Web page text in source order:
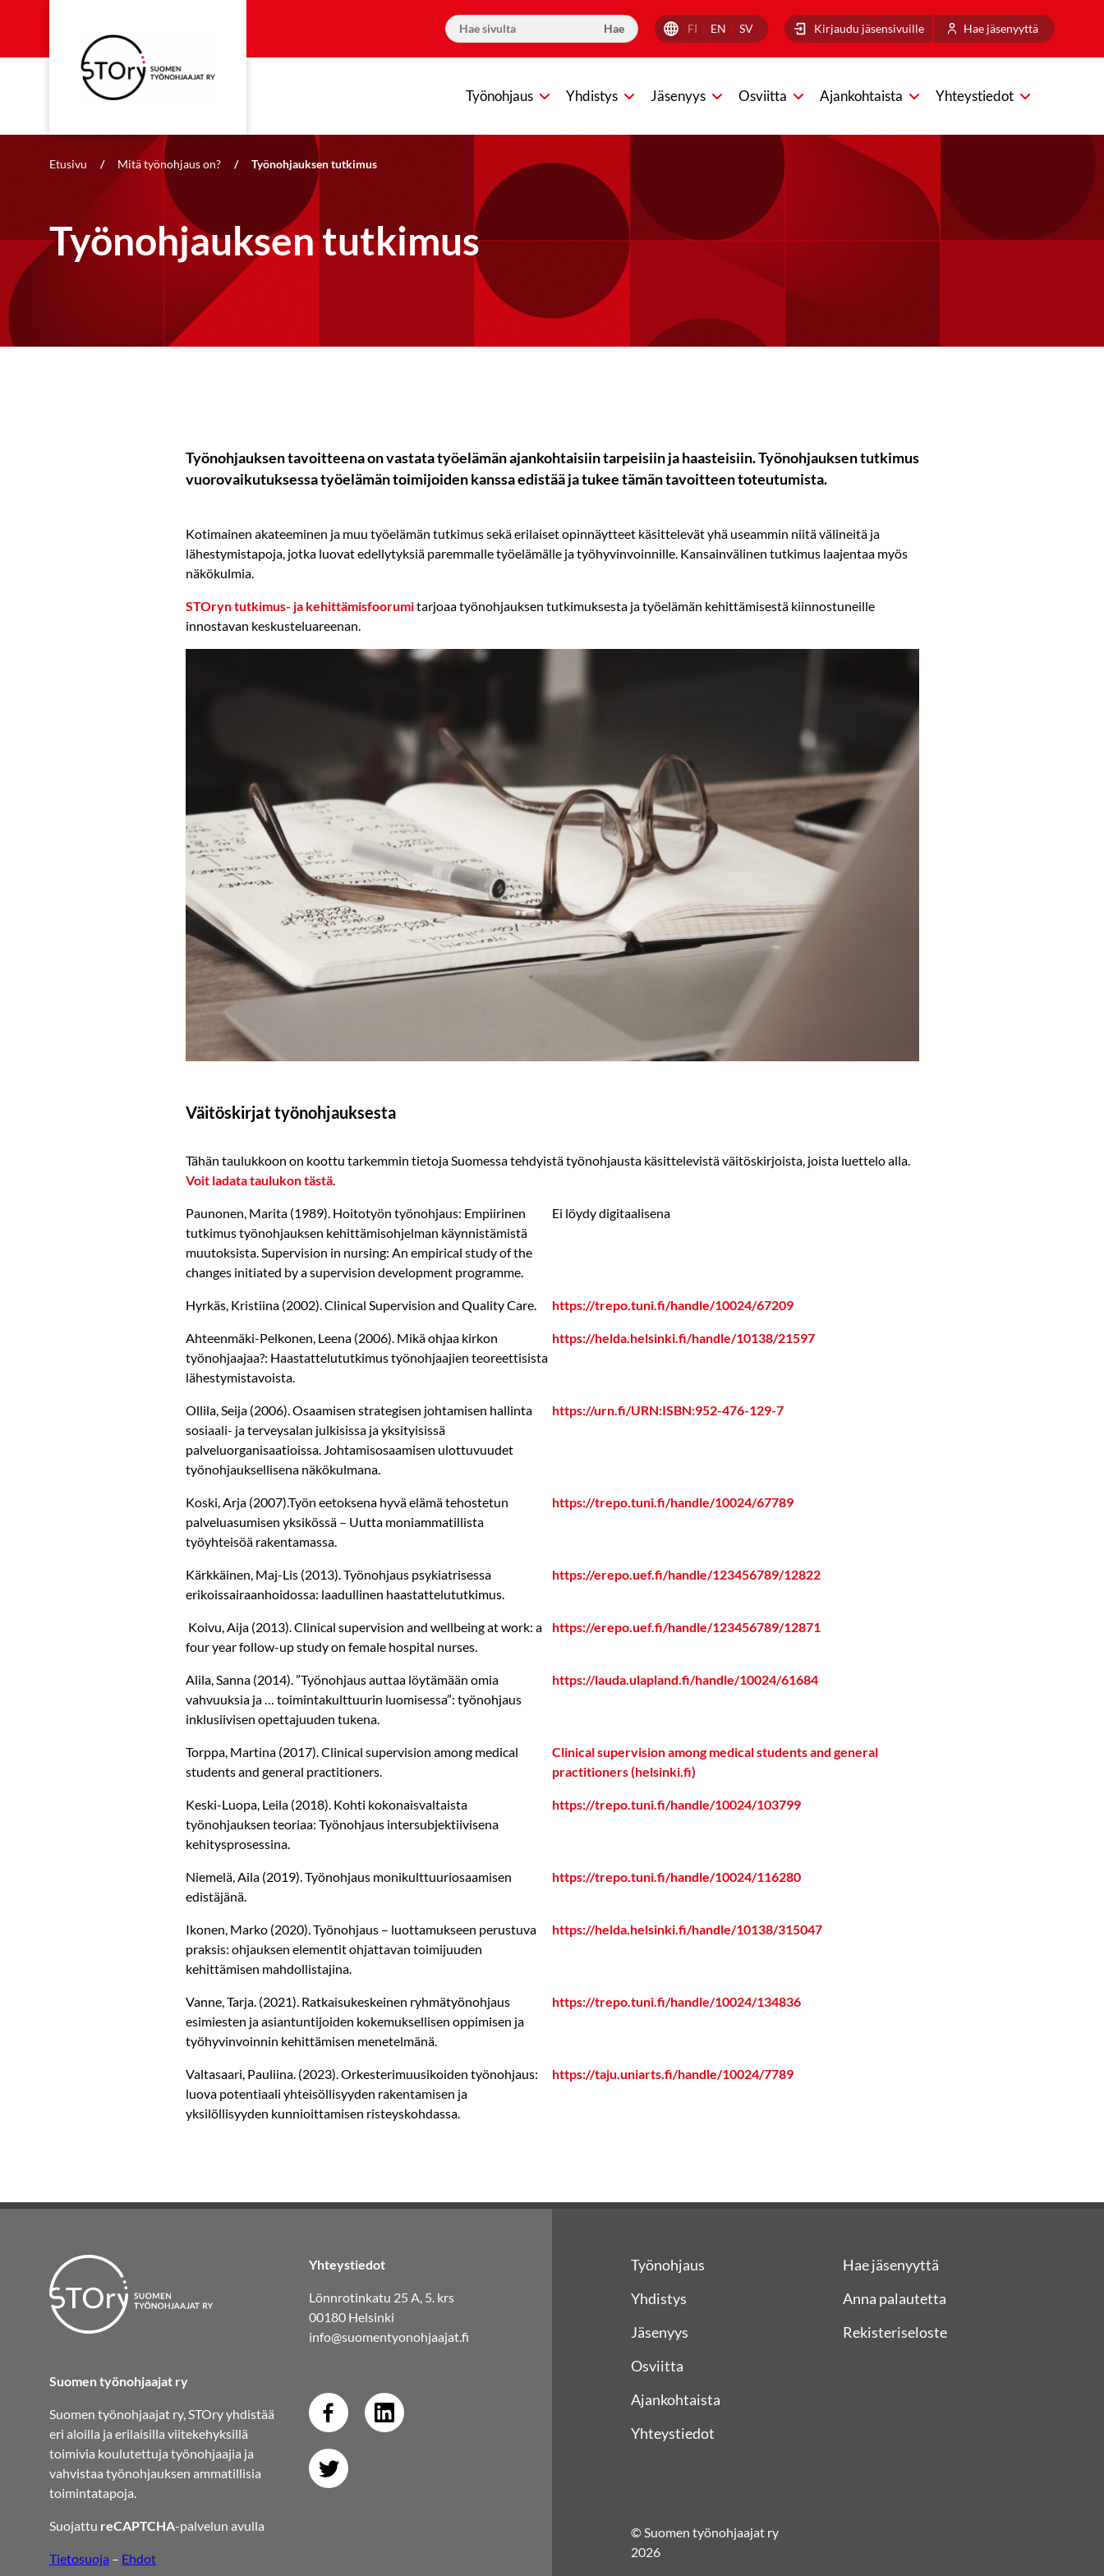
FI EN SV Kirjaudu jäsensivuille Hae jäsenyyttä
Työnohjaus Yhdistys Jäsenyys Osviitta Ajankohtaista Yhteystiedot
Etusivu / Mitä työnohjaus on? / Työnohjauksen tutkimus
Työnohjauksen tutkimus
Työnohjauksen tavoitteena on vastata työelämän ajankohtaisiin tarpeisiin ja haasteisiin. Työnohjauksen tutkimus
vuorovaikutuksessa työelämän toimijoiden kanssa edistää ja tukee tämän tavoitteen toteutumista.
Kotimainen akateeminen ja muu työelämän tutkimus sekä erilaiset opinnäytteet käsittelevät yhä useammin niitä välineitä ja
lähestymistapoja, jotka luovat edellytyksiä paremmalle työelämälle ja työhyvinvoinnille. Kansainvälinen tutkimus laajentaa myös
näkökulmia.
STOryn tutkimus- ja kehittämisfoorumitarjoaa työnohjauksen tutkimuksesta ja työelämän kehittämisestä kiinnostuneille
innostavan keskusteluareenan.
Väitöskirjat työnohjauksesta
Tähän taulukkoon on koottu tarkemmin tietoja Suomessa tehdyistä työnohjausta käsittelevistä väitöskirjoista, joista luettelo alla.
Voit ladata taulukon tästä.
Paunonen, Marita (1989). Hoitotyön työnohjaus: Empiirinen
tutkimus työnohjauksen kehittämisohjelman käynnistämistä
muutoksista. Supervision in nursing: An empirical study of the
changes initiated by a supervision development programme.
Ei löydy digitaalisena
Hyrkäs, Kristiina (2002). Clinical Supervision and Quality Care. https://trepo.tuni.fi/handle/10024/67209
Ahteenmäki-Pelkonen, Leena (2006). Mikä ohjaa kirkon
työnohjaajaa?: Haastattelututkimus työnohjaajien teoreettisista
lähestymistavoista.
https://helda.helsinki.fi/handle/10138/21597
Ollila, Seija (2006). Osaamisen strategisen johtamisen hallinta
sosiaali- ja terveysalan julkisissa ja yksityisissä
palveluorganisaatioissa. Johtamisosaamisen ulottuvuudet
työnohjauksellisena näkökulmana.
https://urn.fi/URN:ISBN:952-476-129-7
Koski, Arja (2007).Työn eetoksena hyvä elämä tehostetun
palveluasumisen yksikössä – Uutta moniammatillista
työyhteisöä rakentamassa.
https://trepo.tuni.fi/handle/10024/67789
Kärkkäinen, Maj-Lis (2013). Työnohjaus psykiatrisessa
erikoissairaanhoidossa: laadullinen haastattelututkimus.
https://erepo.uef.fi/handle/123456789/12822
Koivu, Aija (2013). Clinical supervision and wellbeing at work: a
four year follow-up study on female hospital nurses.
https://erepo.uef.fi/handle/123456789/12871
Alila, Sanna (2014). ”Työnohjaus auttaa löytämään omia
vahvuuksia ja … toimintakulttuurin luomisessa”: työnohjaus
inklusiivisen opettajuuden tukena.
https://lauda.ulapland.fi/handle/10024/61684
Torppa, Martina (2017). Clinical supervision among medical
students and general practitioners.
Clinical supervision among medical students and general
practitioners (helsinki.fi)
Keski-Luopa, Leila (2018). Kohti kokonaisvaltaista
työnohjauksen teoriaa: Työnohjaus intersubjektiivisena
kehitysprosessina.
https://trepo.tuni.fi/handle/10024/103799
Niemelä, Aila (2019). Työnohjaus monikulttuuriosaamisen
edistäjänä.
https://trepo.tuni.fi/handle/10024/116280
Ikonen, Marko (2020). Työnohjaus – luottamukseen perustuva
praksis: ohjauksen elementit ohjattavan toimijuuden
kehittämisen mahdollistajina.
https://helda.helsinki.fi/handle/10138/315047
Vanne, Tarja. (2021). Ratkaisukeskeinen ryhmätyönohjaus
esimiesten ja asiantuntijoiden kokemuksellisen oppimisen ja
työhyvinvoinnin kehittämisen menetelmänä.
https://trepo.tuni.fi/handle/10024/134836
Valtasaari, Pauliina. (2023). Orkesterimuusikoiden työnohjaus:
luova potentiaali yhteisöllisyyden rakentamisen ja
yksilöllisyyden kunnioittamisen risteyskohdassa.
https://taju.uniarts.fi/handle/10024/7789
Suomen työnohjaajat ry
Suomen työnohjaajat ry, STOry yhdistää
eri aloilla ja erilaisilla viitekehyksillä
toimivia koulutettuja työnohjaajia ja
vahvistaa työnohjauksen ammatillisia
toimintatapoja.
Suojattu reCAPTCHA-palvelun avulla
Tietosuoja – Ehdot
Yhteystiedot
Lönnrotinkatu 25 A, 5. krs
00180 Helsinki
info@suomentyonohjaajat.fi
Työnohjaus
Yhdistys
Jäsenyys
Osviitta
Ajankohtaista
Yhteystiedot
© Suomen työnohjaajat ry
2026
Hae jäsenyyttä
Anna palautetta
Rekisteriseloste